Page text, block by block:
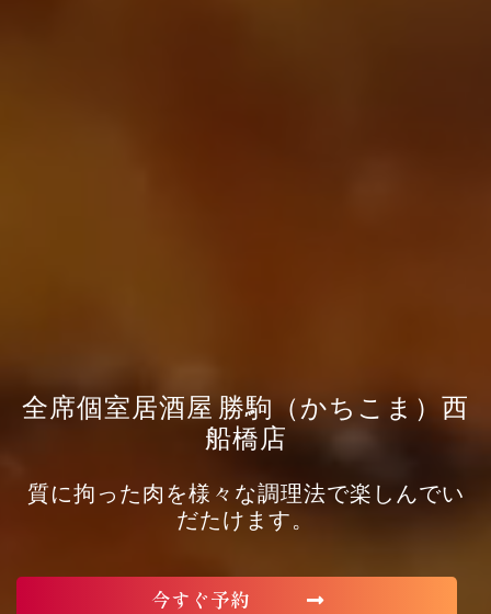
全席個室居酒屋 勝駒（かちこま）西
船橋店
質に拘った肉を様々な調理法で楽しんでい
だたけます。
今すぐ予約